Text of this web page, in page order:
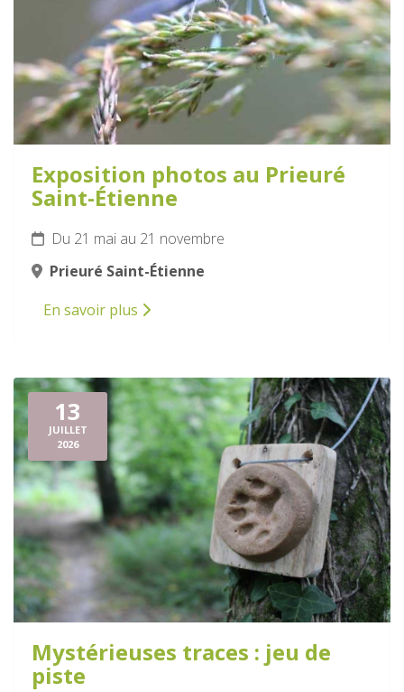
Exposition photos au Prieuré
Saint-Étienne
Du 21 mai au 21 novembre
Prieuré Saint-Étienne
En savoir plus
13
JUILLET
2026
Mystérieuses traces : jeu de
piste